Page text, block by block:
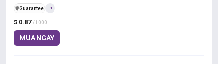
$ 0.87 / 1000
MUA NGAY
️🛡️Guarantee +1